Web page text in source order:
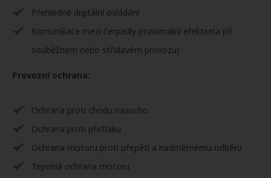
Přehledné digitální ovládání
Komunikace mezi čerpadly (maximální efektivita při
souběžném nebo střídavém provozu)
Provozní ochrana:
Ochrana proti chodu nasucho
Ochrana proti přetlaku
Ochrana motoru proti přepětí a nadměrnému odběru
Tepelná ochrana motoru